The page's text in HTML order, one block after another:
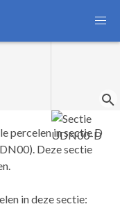
percelen in sectie D
Deze sectie
in deze sectie: